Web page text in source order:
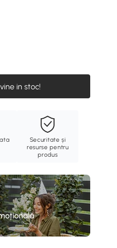
in stoc!
Securitate și
resurse pentru
produs